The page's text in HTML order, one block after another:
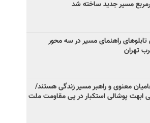
مسیر جدید ساخته شد
راهنمای مسیر در سه محور
تهران
معنوی و راهبر مسیر زندگی هستند/
ابهت پوشالی استکبار در پی مقاومت ملت